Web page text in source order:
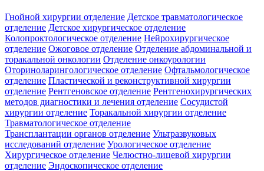
Гнойной хирургии отделение Детское травматологическое
отделение Детское хирургическое отделение
Колопроктологическое отделение Нейрохирургическое
отделение Ожоговое отделение Отделение абдоминальной и
торакальной онкологии Отделение онкоурологии
Оториноларингологическое отделение Офтальмологическое
отделение Пластической и реконструктивной хирургии
отделение Рентгеновское отделение Рентгенохирургических
методов диагностики и лечения отделение Сосудистой
хирургии отделение Торакальной хирургии отделение
Травматологическое отделение
Трансплантации органов отделение Ультразвуковых
исследований отделение Урологическое отделение
Хирургическое отделение Челюстно-лицевой хирургии
отделение Эндоскопическое отделение